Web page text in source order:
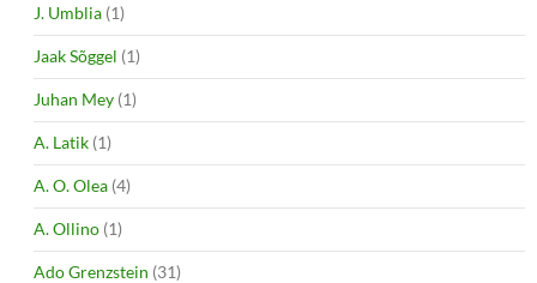
J. Umblia (1)
Jaak Sõggel (1)
Juhan Mey (1)
A. Latik (1)
A. O. Olea (4)
A. Ollino (1)
Ado Grenzstein (31)